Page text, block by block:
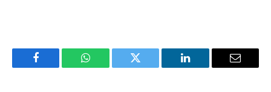
Facebook WhatsApp Twitter LinkedIn Email